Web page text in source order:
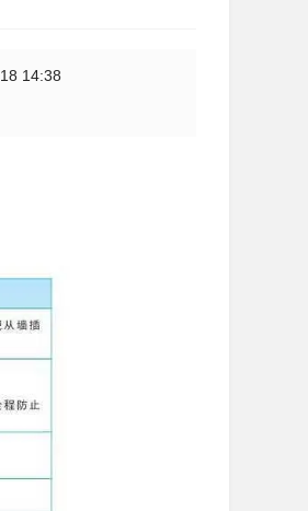
14:38